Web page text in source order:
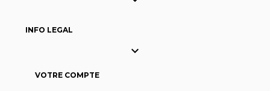
INFO LEGAL

VOTRE COMPTE